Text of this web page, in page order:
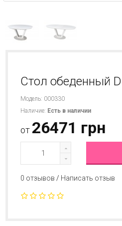
Стол обеденный
Модель: 000330
Наличие: Есть в наличии
от 26471 грн
0 отзывов / Написать отзыв